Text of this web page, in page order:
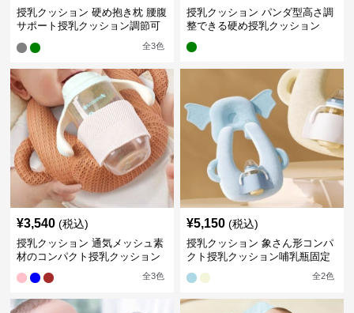
授乳クッション 硬め抱き枕 腰腹
サポート授乳クッション調節可
全3色
授乳クッション パンダ型高さ調
整できる硬め授乳クッション
¥3,540 (税込)
授乳クッション 通気メッシュ素
材のコンパクト授乳クッション
全3色
¥5,150 (税込)
授乳クッション 象さん形コンパ
クト授乳クッション哺乳瓶固定
全2色